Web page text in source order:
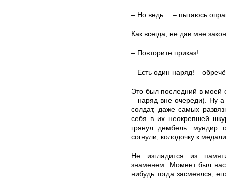
– Но ведь… – пытаюсь
Как всегда, не дав мне
– Повторите приказ!
– Есть один наряд! –
Это был последний в моей
– наряд вне очереди). Ну
солдат, даже самых
себя в их неокрепшей
грянул дембель: мундир
согнули, колодочку к
Не изгладится из
знаменем. Момент был
нибудь тогда засмеялся,